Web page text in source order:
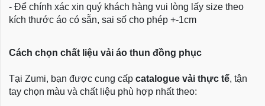
- Để chính xác xin quý khách hàng vui lòng lấy size theo
kích thước áo có sẵn, sai số cho phép +-1cm
Cách chọn chất liệu vải áo thun đồng phục
Tại Zumi, bạn được cung cấp catalogue vải thực tế, tận
tay chọn màu và chất liệu phù hợp nhất theo: